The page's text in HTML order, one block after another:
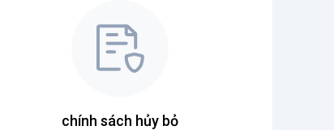
chính sách hủy bỏ